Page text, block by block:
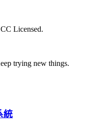
Licensed.
trying new things.
統